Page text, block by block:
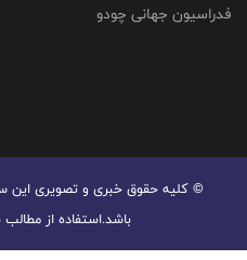
فدراسیون جهانی چودو
© کليه حقوق خبری و تصويری اين
باشد.استفاده از